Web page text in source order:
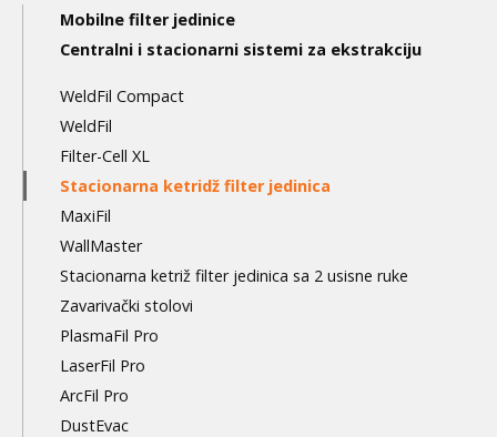
Main
navigation
3nd
level
Mobilne filter jedinice
Centralni i stacionarni sistemi za ekstrakciju
WeldFil Compact
WeldFil
Filter-Cell XL
Stacionarna ketridž filter jedinica
MaxiFil
WallMaster
Stacionarna ketriž filter jedinica sa 2 usisne ruke
Zavarivački stolovi
PlasmaFil Pro
LaserFil Pro
ArcFil Pro
DustEvac